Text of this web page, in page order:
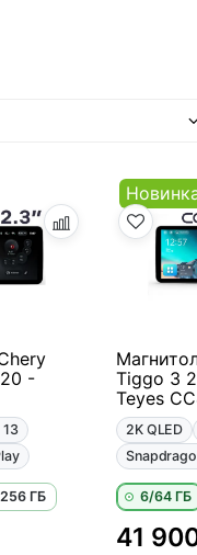
-
ГБ
Tiggo 3
Teyes
2K QLED
6/64 ГБ
41